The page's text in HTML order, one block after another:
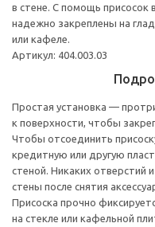
в стене. С помощь присосок
надежно закреплены на
или кафеле.
Артикул: 404.003.03
Простая установка —
к поверхности, чтобы
Чтобы отсоединить
кредитную или другую
стеной. Никаких отверстий
стены после снятия
Присоска прочно
на стекле или кафельной